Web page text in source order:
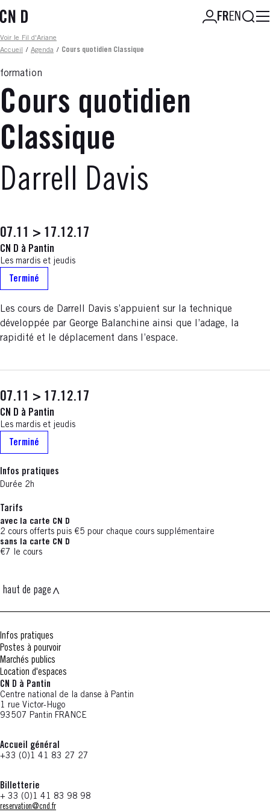
au
principal
FREN
Fil d'ariane
Voir le Fil d'Ariane
Accueil
/ Agenda / Cours quotidien Classique
formation
Cours quotidien
Classique
Darrell Davis
07.11 > 17.12.17
CN D à Pantin
Les mardis et jeudis
Terminé
Les cours de Darrell Davis s’appuient sur la technique
développée par George Balanchine ainsi que l’adage, la
rapidité et le déplacement dans l’espace.
07.11 > 17.12.17
CN D à Pantin
Les mardis et jeudis
Terminé
Infos pratiques
Durée 2h
Tarifs
avec la carte CN D
2 cours offerts puis €5 pour chaque cours supplémentaire
sans la carte CN D
€7 le cours
haut de page
Infos pratiques
Postes à pourvoir
Marchés publics
Location d'espaces
CN D à Pantin
Centre national de la danse à Pantin
1 rue Victor-Hugo
93507 Pantin FRANCE
Accueil général
+33 (0)1 41 83 27 27
Billetterie
+ 33 (0)1 41 83 98 98
reservation@cnd.fr